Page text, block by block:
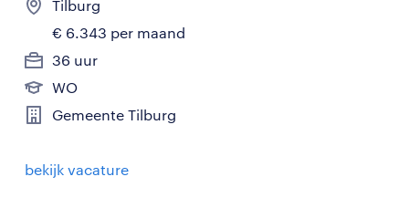
Tilburg
€ 6.343 per maand
36 uur
WO
Gemeente Tilburg
bekijk vacature